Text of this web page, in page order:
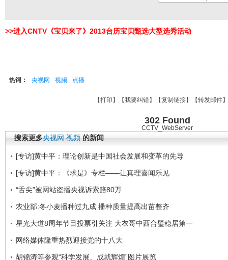
>>进入CNTV《宝贝来了》2013台历宝贝甄选大型选秀活动
热词： 央视网 视频 点播
【打印 】【我要纠错】【复制链接】【转发邮件
302 Found
CCTV_WebServer
搜索更多央视网 视频 的新闻
[专访]黄中平：理论创新是中国社会发展和变革的先导
[专访]黄中平：《求是》专栏——让真理喜闻乐见
“舌尖”被网站盗播央视诉索赔80万
农业部:冬小麦播种过九成 播种质量提高出苗整齐
星光大道8周年节目投票引关注 大衣哥中西合璧稳居第一
网络媒体隆重热烈迎接党的十八大
胡锦涛等参观“科学发展、成就辉煌”图片展览